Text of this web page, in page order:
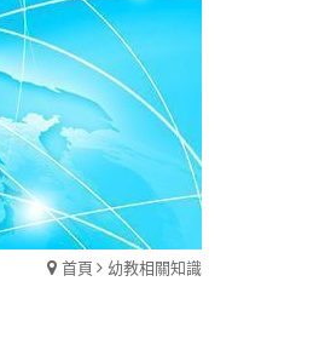
首頁 幼教相關知識